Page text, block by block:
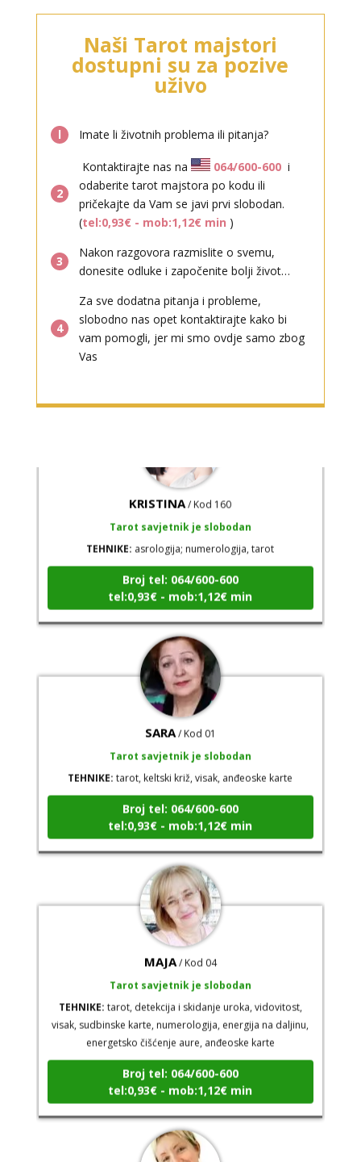
Naši Tarot majstori
dostupni su za pozive
uživo
l Imate li životnih problema ili pitanja?
2
Kontaktirajte nas na 064/600-600 i
odaberite tarot majstora po kodu ili
pričekajte da Vam se javi prvi slobodan.
(tel:0,93€ - mob:1,12€ min )
3
Nakon razgovora razmislite o svemu,
donesite odluke i započenite bolji život…
4
Za sve dodatna pitanja i probleme,
slobodno nas opet kontaktirajte kako bi
vam pomogli, jer mi smo ovdje samo zbog
Vas
Tarot savjetnik je slobodan
TEHNIKE:astrologija, numerologija, tarot, radiestezija
JANA
TEHNIKE:tarot
Broj tel: 064/600-600
KRISTINA/ Kod 160
TEHNIKE: asrologija; numerologija, tarot
Broj tel: 064/600-600
tel:0,93€ - mob:1,12€ min
SARA/ Kod 01
TEHNIKE: tarot, keltski križ, visak, anđeoske karte
Broj tel: 064/600-600
tel:0,93€ - mob:1,12€ min
MAJA/ Kod 04
Tarot savjetnik je slobodan
tarot, detekcija i skidanje uroka, vidovitost,
visak, sudbinske karte, numerologija, energija na daljinu,
energetsko čišćenje aure, anđeoske karte
Broj tel: 064/600-600
tel:0,93€ - mob:1,12€ min